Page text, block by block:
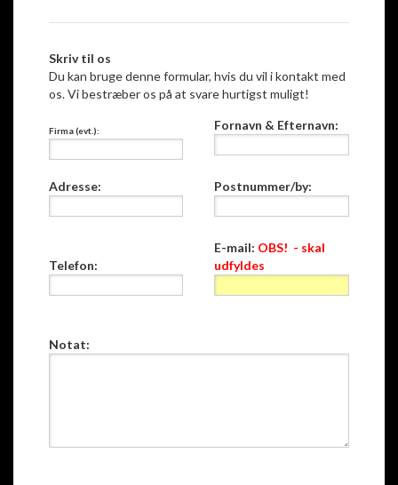
Skriv til os
Du kan bruge denne formular, hvis du vil i kontakt med
os. Vi bestræber os på at svare hurtigst muligt!
Firma (evt.): Fornavn & Efternavn:
Adresse: Postnummer/by:
Telefon:
E-mail: OBS! - skal
udfyldes
Notat: